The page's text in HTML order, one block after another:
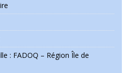
: FADOQ – Région Île de